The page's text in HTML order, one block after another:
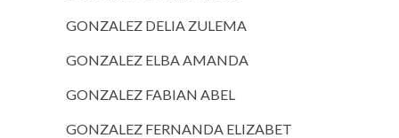
GONZALEZ DELIA ZULEMA
GONZALEZ ELBA AMANDA
GONZALEZ FABIAN ABEL
GONZALEZ FERNANDA ELIZABET